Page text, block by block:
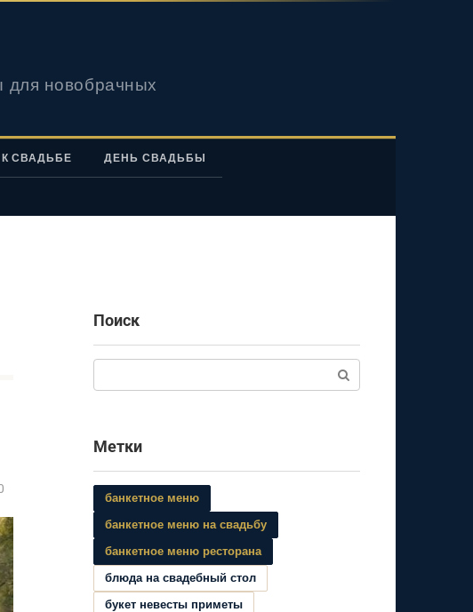
для новобрачных
СВАДЬБЕ ДЕНЬ СВАДЬБЫ
Поиск
Метки
банкетное меню
банкетное меню на свадьбу
банкетное меню ресторана
блюда на свадебный стол
букет невесты приметы